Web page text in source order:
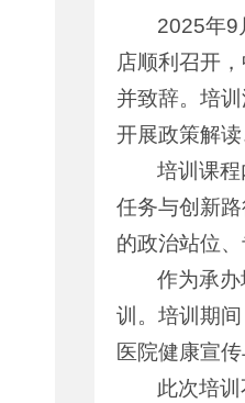
2025年9
店顺利召开
并致辞。培
开展政策解
培训课
任务与创新
的政治站位
作为承
训。培训期
医院健康宣
此次培